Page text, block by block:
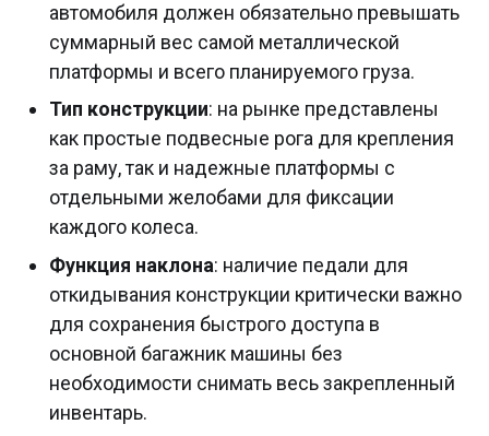
автомобиля должен обязательно превышать
суммарный вес самой металлической
платформы и всего планируемого груза.
Тип конструкции: на рынке представлены
как простые подвесные рога для крепления
за раму, так и надежные платформы с
отдельными желобами для фиксации
каждого колеса.
Функция наклона: наличие педали для
откидывания конструкции критически важно
для сохранения быстрого доступа в
основной багажник машины без
необходимости снимать весь закрепленный
инвентарь.